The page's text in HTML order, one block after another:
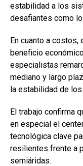
estabilidad a los
desafiantes como
En cuanto a
beneficio
especialistas
mediano y largo
la estabilidad de
El trabajo confirma
en especial el
tecnológica clave
resilientes frente a
semiáridas.